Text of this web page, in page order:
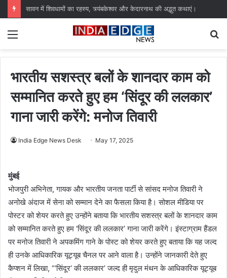
सावन में शिवधामों का रहस्य, त्र्यंबकेश्वर और केदारनाथ की अद्भुत कथाएं।
Menu
भारतीय सशस्त्र बलों के शानदार काम को
सम्मानित करते हुए हम ‘सिंदूर की ललकार’
गाना जारी करेंगे: मनोज तिवारी
India Edge News Desk May 17, 2025
मुंबई
भोजपुरी अभिनेता, गायक और भारतीय जनता पार्टी से सांसद मनोज तिवारी ने
अनोखे अंदाज में सेना को सम्मान देने का फैसला किया है। सोशल मीडिया पर
पोस्टर को शेयर करते हुए उन्होंने बताया कि भारतीय सशस्त्र बलों के शानदार काम
को सम्मानित करते हुए हम ‘सिंदूर की ललकार’ गाना जारी करेंगे। इंस्टाग्राम हैंडल
पर मनोज तिवारी ने अपकमिंग गाने के पोस्ट को शेयर करते हुए बताया कि यह जल्द
ही उनके आधिकारिक यूट्यूब चैनल पर आने वाला है। उन्होंने जानकारी देते हुए
कैप्शन में लिखा, “‘सिंदूर‘ की ललकार’ जल्द ही मृदुल मंथन के आधिकारिक यूट्यूब